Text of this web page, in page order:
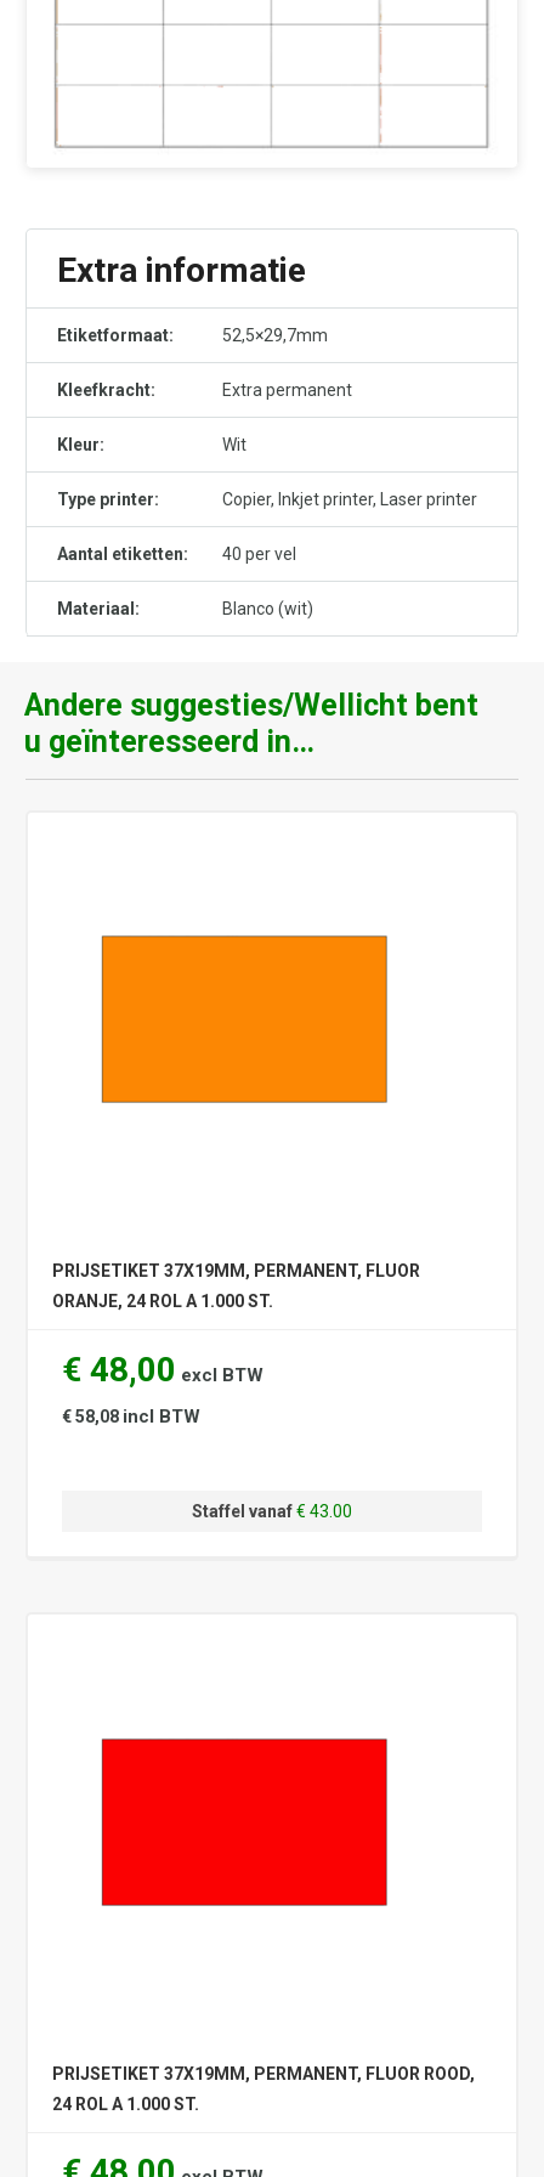
Extra informatie
Etiketformaat: 52,5×29,7mm
Kleefkracht: Extra permanent
Kleur: Wit
Type printer: Copier, Inkjet printer, Laser printer
Aantal etiketten: 40 per vel
Materiaal: Blanco (wit)
Andere suggesties/Wellicht bent
u geïnteresseerd in…
PRIJSETIKET 37X19MM, PERMANENT, FLUOR
ORANJE, 24 ROL A 1.000 ST.
€ 48,00 excl BTW
€ 58,08 incl BTW
Staffel vanaf€ 43.00
PRIJSETIKET 37X19MM, PERMANENT, FLUOR ROOD,
24 ROL A 1.000 ST.